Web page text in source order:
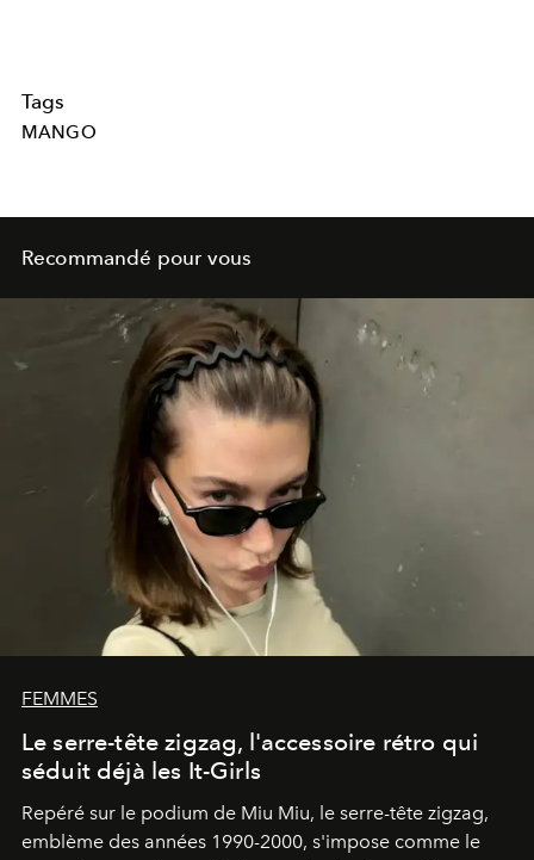
Tags
MANGO
Recommandé pour vous
FEMMES
Le serre-tête zigzag, l'accessoire rétro qui
séduit déjà les It-Girls
Repéré sur le podium de Miu Miu, le serre-tête zigzag,
emblème des années 1990-2000, s'impose comme le